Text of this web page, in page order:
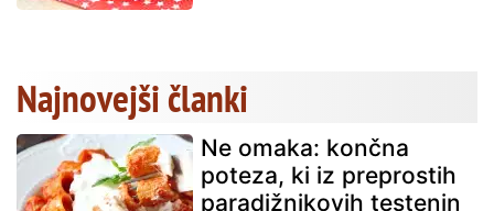
Najnovejši članki
Ne omaka: končna
poteza, ki iz preprostih
paradižnikovih testenin